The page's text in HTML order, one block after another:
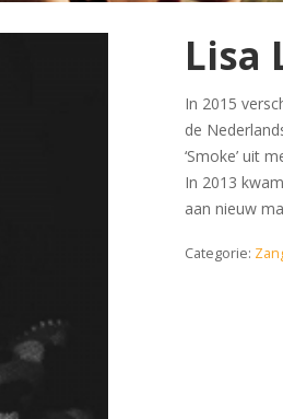
Lisa
In 2015
de
‘Smoke’ uit
In 2013
aan nieuw
Categorie: